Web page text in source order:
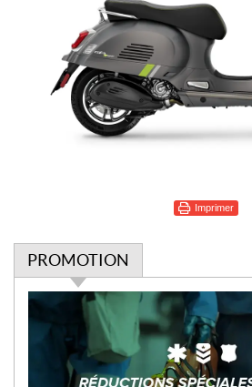
Imprimer
PROMOTION
P
r